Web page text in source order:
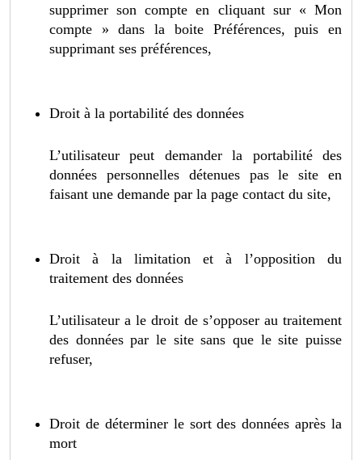
supprimer son compte en cliquant sur « Mon
compte » dans la boite Préférences, puis en
supprimant ses préférences,
Droit à la portabilité des données
L’utilisateur peut demander la portabilité des
données personnelles détenues pas le site en
faisant une demande par la page contact du site,
Droit à la limitation et à l’opposition du
traitement des données
L’utilisateur a le droit de s’opposer au traitement
des données par le site sans que le site puisse
refuser,
Droit de déterminer le sort des données après la
mort